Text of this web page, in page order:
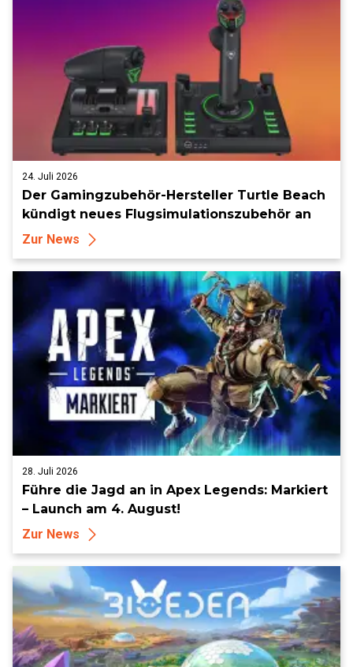
24. Juli 2026
Der Gamingzubehör-Hersteller Turtle Beach
kündigt neues Flugsimulationszubehör an
Zur News
28. Juli 2026
Führe die Jagd an in Apex Legends: Markiert
– Launch am 4. August!
Zur News